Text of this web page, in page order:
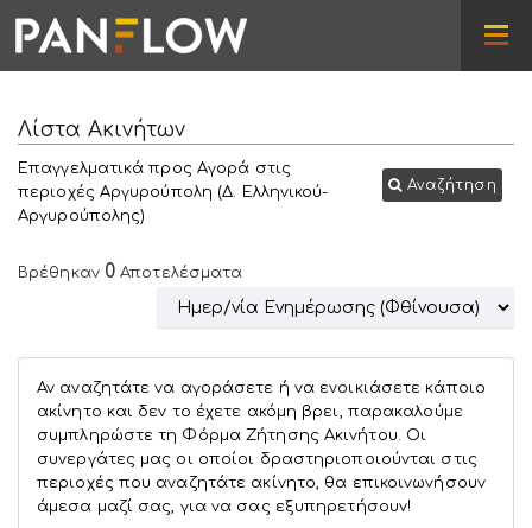
Λίστα Ακινήτων
Αναζήτηση
Επαγγελματικά προς Αγορά στις
περιοχές Αργυρούπολη (Δ. Ελληνικού-
Αργυρούπολης)
Βρέθηκαν 0 Αποτελέσματα
Αν αναζητάτε να αγοράσετε ή να ενοικιάσετε κάποιο
ακίνητο και δεν το έχετε ακόμη βρει, παρακαλούμε
συμπληρώστε τη Φόρμα Ζήτησης Ακινήτου. Οι
συνεργάτες μας οι οποίοι δραστηριοποιούνται στις
περιοχές που αναζητάτε ακίνητο, θα επικοινωνήσουν
άμεσα μαζί σας, για να σας εξυπηρετήσουν!